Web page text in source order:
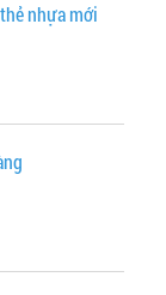
nhựa mới